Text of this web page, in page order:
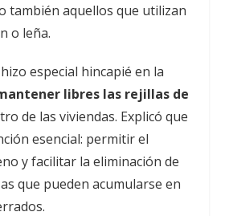
también aquellos que utilizan
o leña.
especial hincapié en la
libres las rejillas de
de las viviendas. Explicó que
esencial: permitir el
y facilitar la eliminación de
que pueden acumularse en